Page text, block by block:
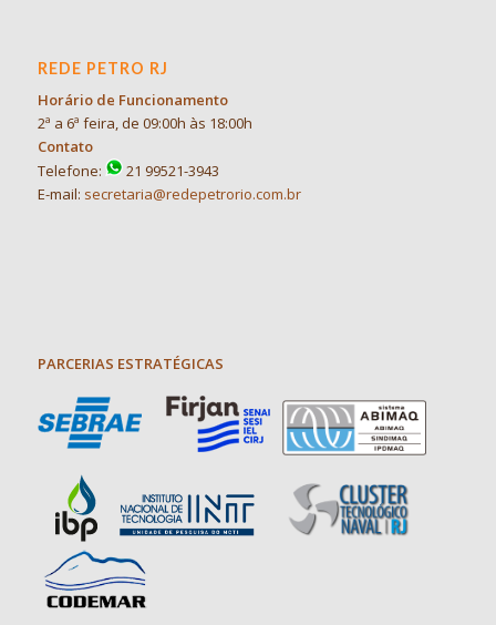
REDE PETRO RJ
Horário de Funcionamento
2ª a 6ª feira, de 09:00h às 18:00h
Contato
Telefone:
21 99521-3943
E-mail: secretaria@redepetrorio.com.br
PARCERIAS ESTRATÉGICAS